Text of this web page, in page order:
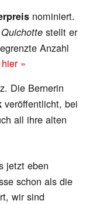
nominiert.
Quichotte stellt er
Anzahl
hier »
Die Bernerin
veröffentlicht, bei
all ihre alten
jetzt eben
schon als die
wir sind